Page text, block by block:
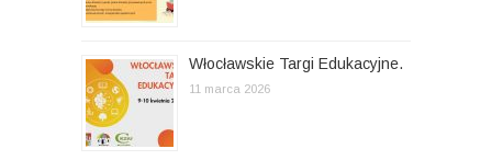
Włocławskie Targi Edukacyjne.
11 marca 2026